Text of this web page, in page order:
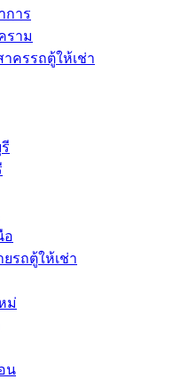
การ
ราม
รถตู้ให้เช่า
อ
รถตู้ให้เช่า
ม่
น